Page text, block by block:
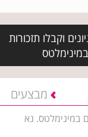
וקבלו תזכורות
מבצעים
במינימלטס. נא